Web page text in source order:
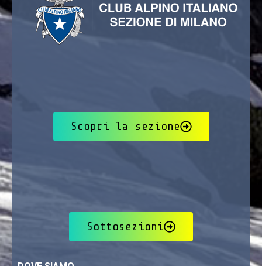
Scopri la sezione
Sottosezioni